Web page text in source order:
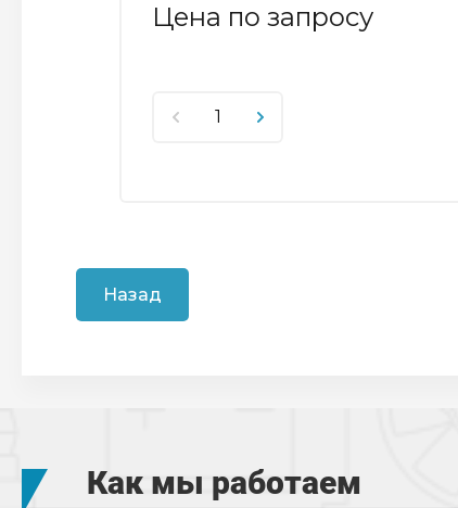
Цена по запросу
Назад
Как мы работаем